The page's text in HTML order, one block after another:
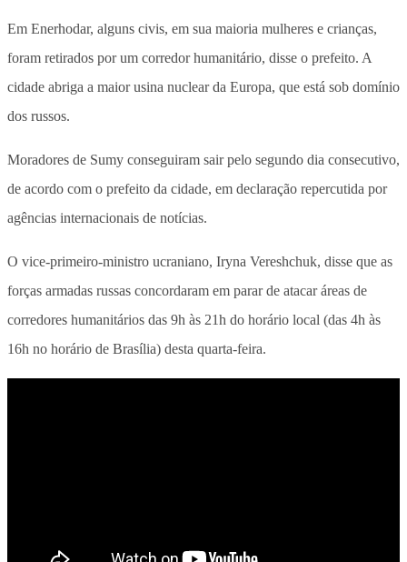
Em Enerhodar, alguns civis, em sua maioria mulheres e crianças,
foram retirados por um corredor humanitário, disse o prefeito. A
cidade abriga a maior usina nuclear da Europa, que está sob domínio
dos russos.
Moradores de Sumy conseguiram sair pelo segundo dia consecutivo,
de acordo com o prefeito da cidade, em declaração repercutida por
agências internacionais de notícias.
O vice-primeiro-ministro ucraniano, Iryna Vereshchuk, disse que as
forças armadas russas concordaram em parar de atacar áreas de
corredores humanitários das 9h às 21h do horário local (das 4h às
16h no horário de Brasília) desta quarta-feira.